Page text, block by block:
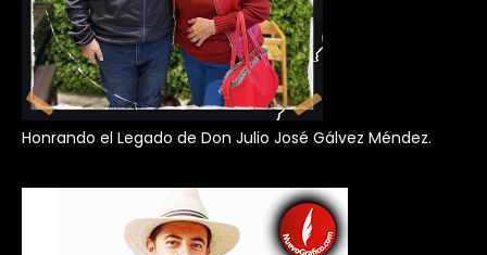
Honrando el Legado de Don Julio José Gálvez Méndez.